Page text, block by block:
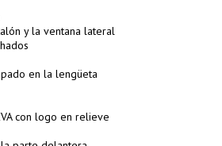
y la ventana lateral
en la lengüeta
con logo en relieve